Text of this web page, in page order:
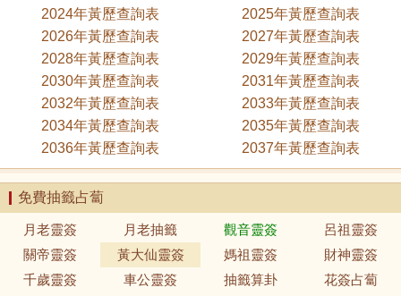
2024年黃歷查詢表
2025年黃歷查詢表
2026年黃歷查詢表
2027年黃歷查詢表
2028年黃歷查詢表
2029年黃歷查詢表
2030年黃歷查詢表
2031年黃歷查詢表
2032年黃歷查詢表
2033年黃歷查詢表
2034年黃歷查詢表
2035年黃歷查詢表
2036年黃歷查詢表
2037年黃歷查詢表
免費抽籤占蔔
月老靈簽 月老抽籤 觀音靈簽
呂祖靈簽
關帝靈簽
黃大仙靈簽 媽祖靈簽
財神靈簽
千歲靈簽
車公靈簽 抽籤算卦
花簽占蔔